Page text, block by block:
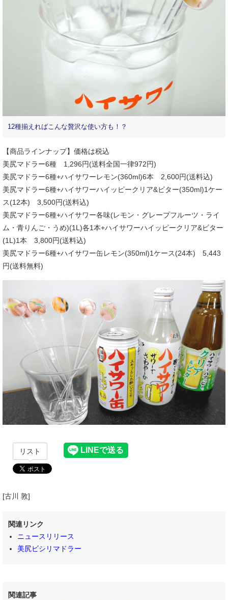
12種揃えればこんな贅沢な使い方も！？
【商品ラインナップ】価格は税込
美尻マドラー6種 1,296円(送料全国一律972円)
美尻マドラー6種+ハイサワーレモン(360ml)6本 2,600円(送料込)
美尻マドラー6種+ハイサワーハイッピークリア&ビター(350ml)1ケー
ス(12本) 3,500円(送料込)
美尻マドラー6種+ハイサワー各味(レモン・グレープフルーツ・ライ
ム・青りんご・うめ)(1L)各1本+ハイサワーハイッピークリア&ビター
(1L)1本 3,800円(送料込)
美尻マドラー6種+ハイサワー缶レモン(350ml)1ケース(24本) 5,443
円(送料無料)
リスト
[古川 敦]
関連リンク
ニュースリリース
美尻ビシリマドラー
関連記事